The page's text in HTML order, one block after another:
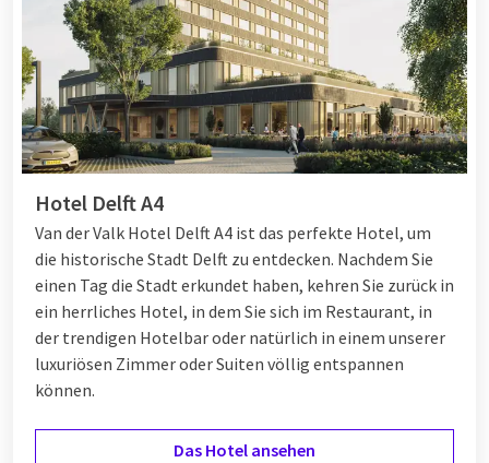
Hotel Delft A4
Van der Valk Hotel Delft A4 ist das perfekte Hotel, um
die historische Stadt Delft zu entdecken. Nachdem Sie
einen Tag die Stadt erkundet haben, kehren Sie zurück in
ein herrliches Hotel, in dem Sie sich im Restaurant, in
der trendigen Hotelbar oder natürlich in einem unserer
luxuriösen Zimmer oder Suiten völlig entspannen
können.
Das Hotel ansehen